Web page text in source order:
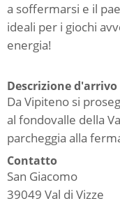
a soffermarsi e il
ideali per i giochi
energia!
Descrizione d'arrivo
Da Vipiteno si
al fondovalle della
parcheggia alla
Contatto
San Giacomo
39049 Val di Vizze